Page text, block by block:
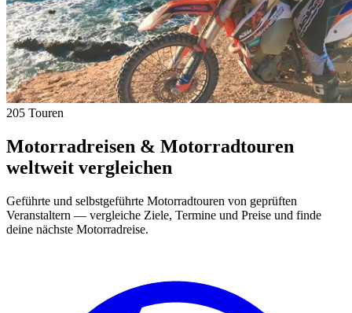
205 Touren
Motorradreisen & Motorradtouren
weltweit vergleichen
Geführte und selbstgeführte Motorradtouren von geprüften
Veranstaltern — vergleiche Ziele, Termine und Preise und finde
deine nächste Motorradreise.